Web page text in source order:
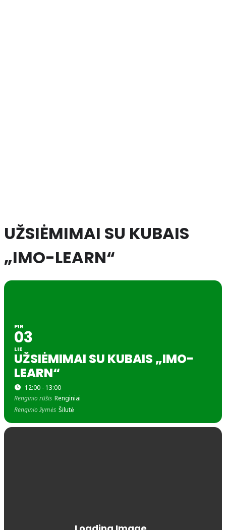
UŽSIĖMIMAI SU KUBAIS
„IMO-LEARN“
PIR
03
LIE
UŽSIĖMIMAI SU KUBAIS „IMO-
LEARN“
12:00 - 13:00
Renginio rūšis Renginiai
Renginio žymės Šilutė